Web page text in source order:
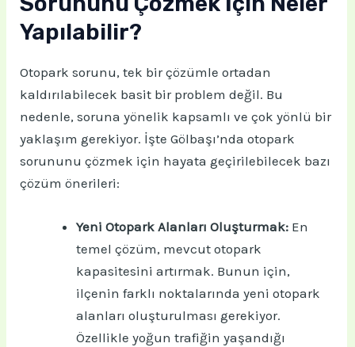
Yapılabilir?
Otopark sorunu, tek bir çözümle ortadan
kaldırılabilecek basit bir problem değil. Bu
nedenle, soruna yönelik kapsamlı ve çok yönlü bir
yaklaşım gerekiyor. İşte Gölbaşı’nda otopark
sorununu çözmek için hayata geçirilebilecek bazı
çözüm önerileri:
Yeni Otopark Alanları Oluşturmak: En
temel çözüm, mevcut otopark
kapasitesini artırmak. Bunun için,
ilçenin farklı noktalarında yeni otopark
alanları oluşturulması gerekiyor.
Özellikle yoğun trafiğin yaşandığı